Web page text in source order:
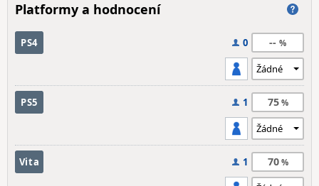
Platformy a hodnocení
PS4 0 --
PS5 1 75
Vita 1 70